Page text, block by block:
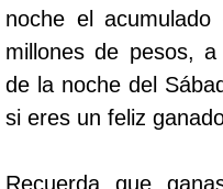
Fantástica
Motilon Tarde
noche el
millones de pesos,
de la noche del
si eres un feliz
Recuerda que